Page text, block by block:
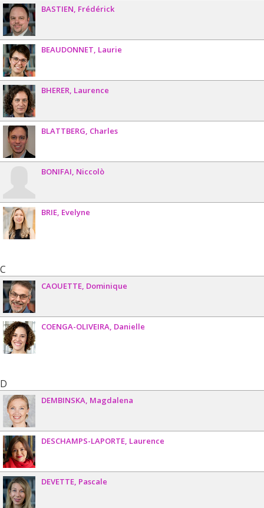
BASTIEN Frédérick
BEAUDONNET Laurie
BHERER Laurence
BLATTBERG Charles
BONIFAI Niccolò
BRIE Evelyne
C
CAOUETTE Dominique
COENGA-OLIVEIRA Danielle
D
DEMBINSKA Magdalena
DESCHAMPS-LAPORTE Laurence
DEVETTE Pascale